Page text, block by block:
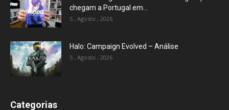
chegam a Portugal em...
5 , Agosto , 2026
Halo: Campaign Evolved – Análise
5 , Agosto , 2026
Categorias